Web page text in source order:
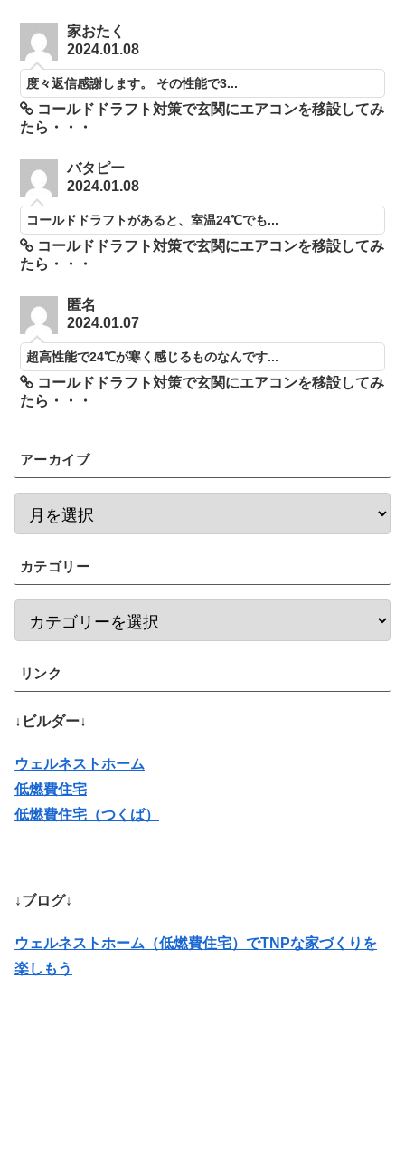
家おたく
2024.01.08
度々返信感謝します。 その性能で3...
コールドドラフト対策で玄関にエアコンを移設してみ
たら・・・
バタピー
2024.01.08
コールドドラフトがあると、室温24℃でも...
コールドドラフト対策で玄関にエアコンを移設してみ
たら・・・
匿名
2024.01.07
超高性能で24℃が寒く感じるものなんです...
コールドドラフト対策で玄関にエアコンを移設してみ
たら・・・
アーカイブ
カテゴリー
リンク
↓ビルダー↓
ウェルネストホーム
低燃費住宅
低燃費住宅（つくば）
↓ブログ↓
ウェルネストホーム（低燃費住宅）でTNPな家づくりを
楽しもう